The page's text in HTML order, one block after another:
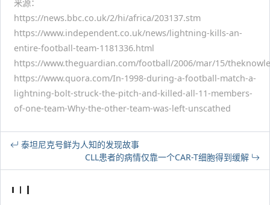
来源：
https://news.bbc.co.uk/2/hi/africa/203137.stm
https://www.independent.co.uk/news/lightning-kills-an-
entire-football-team-1181336.html
https://www.theguardian.com/football/2006/mar/15/
https://www.quora.com/In-1998-during-a-football-match-a-
lightning-bolt-struck-the-pitch-and-killed-all-11-members-
of-one-team-Why-the-other-team-was-left-unscathed
泰坦尼克号鲜为人知的发现故事
CLL患者的病情仅靠一个CAR-T细胞得到缓解